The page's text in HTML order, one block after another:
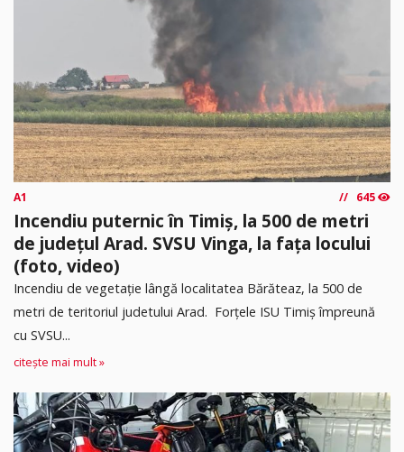
A1 645
Incendiu puternic în Timiș, la 500 de metri
de județul Arad. SVSU Vinga, la fața locului
(foto, video)
Incendiu de vegetație lângă localitatea Bărăteaz, la 500 de
metri de teritoriul judetului Arad. Forțele ISU Timiș împreună
cu SVSU...
citește mai mult »